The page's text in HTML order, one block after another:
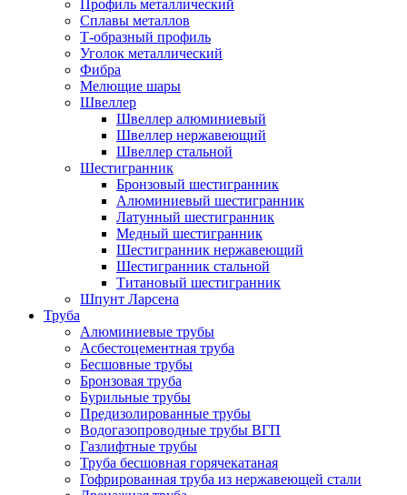
Профиль металлический
Сплавы металлов
Т-образный профиль
Уголок металлический
Фибра
Мелющие шары
Швеллер
Швеллер алюминиевый
Швеллер нержавеющий
Швеллер стальной
Шестигранник
Бронзовый шестигранник
Алюминиевый шестигранник
Латунный шестигранник
Медный шестигранник
Шестигранник нержавеющий
Шестигранник стальной
Титановый шестигранник
Шпунт Ларсена
Труба
Алюминиевые трубы
Асбестоцементная труба
Бесшовные трубы
Бронзовая труба
Бурильные трубы
Предизолированные трубы
Водогазопроводные трубы ВГП
Газлифтные трубы
Труба бесшовная горячекатаная
Гофрированная труба из нержавеющей стали